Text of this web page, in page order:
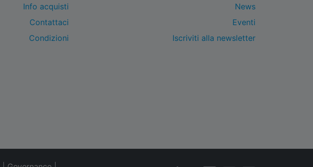
Info acquisti
Contattaci
Condizioni
News
Eventi
Iscriviti alla newsletter